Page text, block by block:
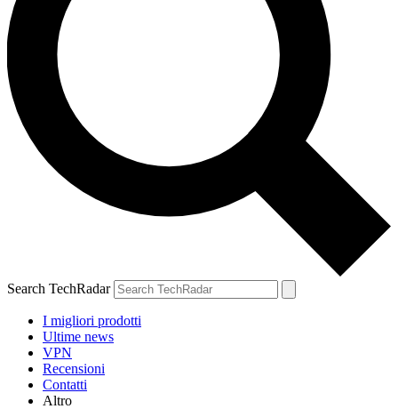
Search TechRadar
I migliori prodotti
Ultime news
VPN
Recensioni
Contatti
Altro